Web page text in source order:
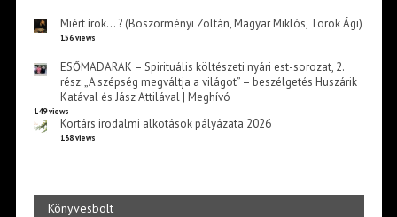
Miért írok… ? (Böszörményi Zoltán, Magyar Miklós, Török Ági)
156 views
ESŐMADARAK – Spirituális költészeti nyári est-sorozat, 2.
rész: „A szépség megváltja a világot” – beszélgetés Huszárik
Katával és Jász Attilával | Meghívó
149 views
Kortárs irodalmi alkotások pályázata 2026
138 views
Könyvesbolt